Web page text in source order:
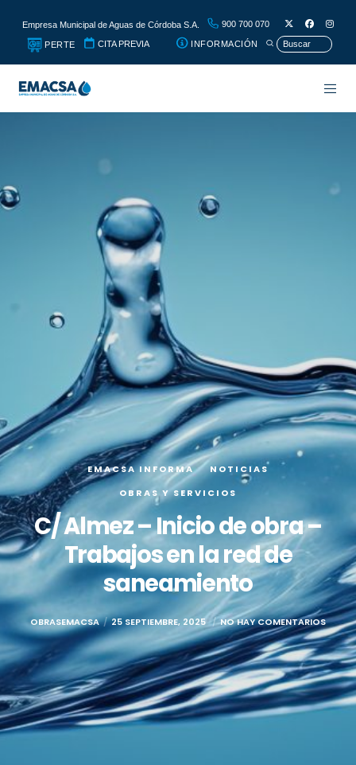
Empresa Municipal de Aguas de Córdoba S.A. 900 700 070
PERTE CITA PREVIA INFORMACIÓN
EMACSA INFORMA
NOTICIAS
OBRAS Y SERVICIOS
C/ Almez – Inicio de obra –
Trabajos en la red de
saneamiento
OBRASEMACSA 25 SEPTIEMBRE, 2025 NO HAY COMENTARIOS